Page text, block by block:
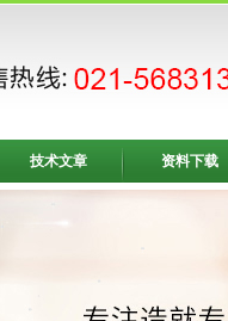
技术文章 资料下载